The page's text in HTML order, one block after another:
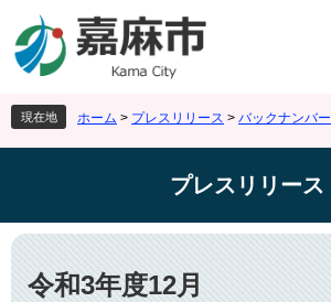
ジ
先
頭
で
ュ
を
飛
ば
本
文
へ
現在地 ホーム > プレスリリース > バックナンバー
プレスリリース
本
文
令和3年度12月